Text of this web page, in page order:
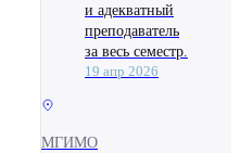
и адекватный
преподаватель
за весь семестр.
19 апр 2026
МГИМО